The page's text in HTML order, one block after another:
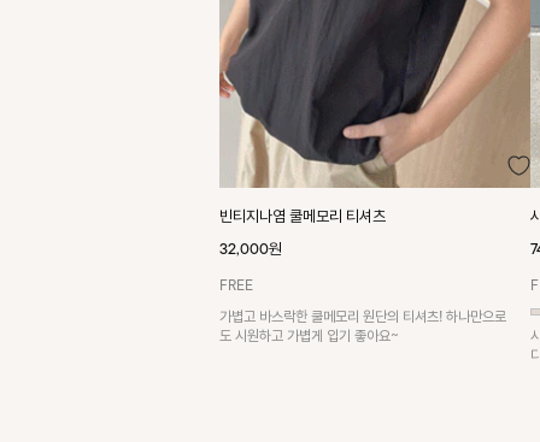
빈티지나염 쿨메모리 티셔츠
32,000원
FREE
가볍고 바스락한 쿨메모리 원단의 티셔츠! 하나만으로
도 시원하고 가볍게 입기 좋아요~